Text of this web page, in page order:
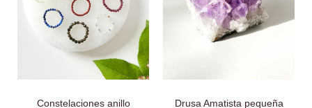
Constelaciones anillo
Drusa Amatista pequeña